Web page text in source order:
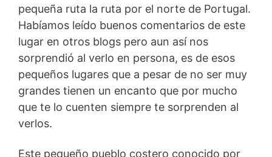
pequeña ruta la ruta por el norte de Portugal.
Habíamos leído buenos comentarios de este
lugar en otros blogs pero aun así nos
sorprendió al verlo en persona, es de esos
pequeños lugares que a pesar de no ser muy
grandes tienen un encanto que por mucho
que te lo cuenten siempre te sorprenden al
verlos.
Este pequeño pueblo costero conocido por